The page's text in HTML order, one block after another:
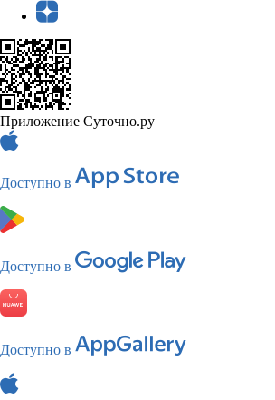
Приложение Суточно.ру
Доступно в
Доступно в
Доступно в